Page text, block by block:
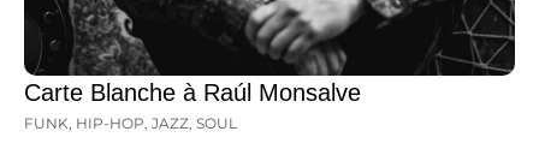
Carte Blanche à Raúl Monsalve
FUNK, HIP-HOP, JAZZ, SOUL